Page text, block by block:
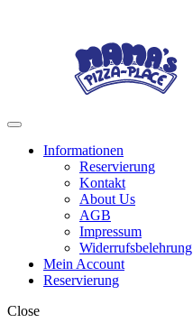
Menu
Informationen
Reservierung
Kontakt
About Us
AGB
Impressum
Widerrufsbelehrung
Mein Account
Reservierung
Close